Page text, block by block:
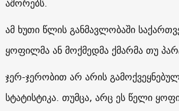
ამ ხუთი წლის განმავლობაში
ყოფილმა ან მოქმედმა ქმარმა თუ
ჯერ-ჯერობით არ არის
სტატისტიკა. თუმცა, არც ეს წელი